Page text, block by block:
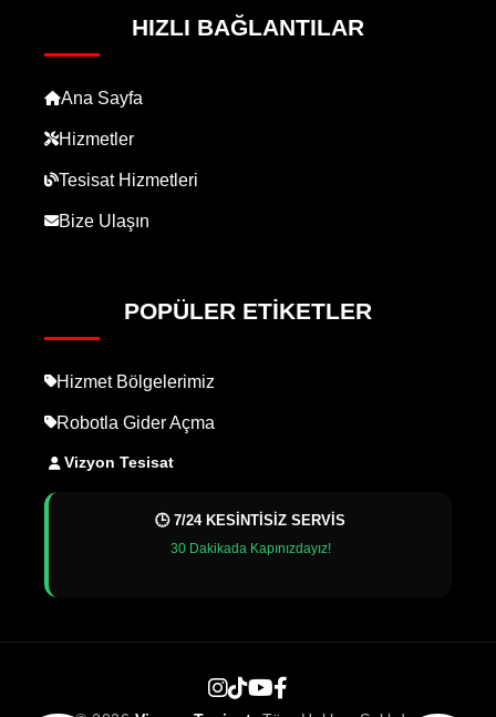
HIZLI BAĞLANTILAR
Ana Sayfa
Hizmetler
Tesisat Hizmetleri
Bize Ulaşın
POPÜLER ETIKETLER
Hizmet Bölgelerimiz
Robotla Gider Açma
Vizyon Tesisat
🕒 7/24 KESİNTİSİZ SERVİS
30 Dakikada Kapınızdayız!